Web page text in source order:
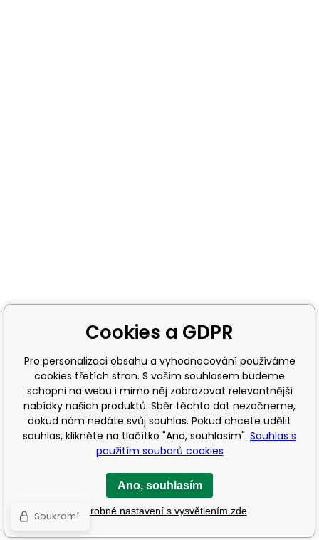
Cookies a GDPR
Pro personalizaci obsahu a vyhodnocování používáme
cookies třetích stran. S vaším souhlasem budeme
schopni na webu i mimo něj zobrazovat relevantnější
nabídky našich produktů. Sběr těchto dat nezačneme,
dokud nám nedáte svůj souhlas. Pokud chcete udělit
souhlas, klikněte na tlačítko "Ano, souhlasím". Souhlas s
použitím souborů cookies
Ano, souhlasím
Podrobné nastavení s vysvětlením zde
Soukromí